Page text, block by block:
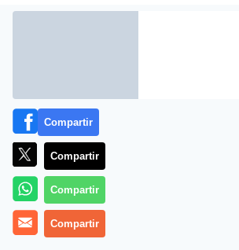
Más información
Compartir
Compartir
Compartir
Compartir